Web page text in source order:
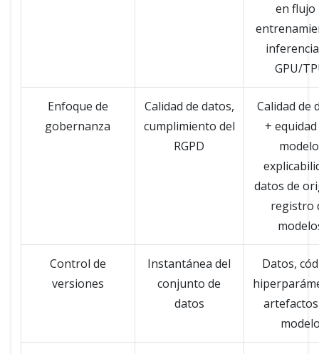
en flujo
GPU/
Enfoque de
gobernanza
Calidad de datos,
cumplimiento del
RGPD
Calidad de
+
datos de
registro
Control de
versiones
Instantánea del
conjunto de
datos
Datos,